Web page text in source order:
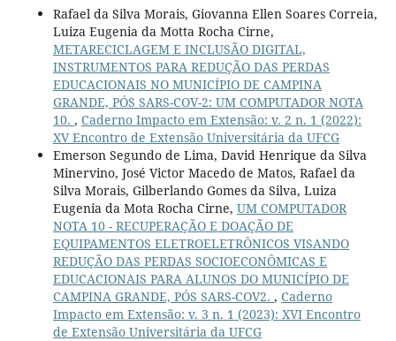
Rafael da Silva Morais, Giovanna Ellen Soares Correia,
Luiza Eugenia da Motta Rocha Cirne,
METARECICLAGEM E INCLUSÃO DIGITAL,
INSTRUMENTOS PARA REDUÇÃO DAS PERDAS
EDUCACIONAIS NO MUNICÍPIO DE CAMPINA
GRANDE, PÓS SARS-COV-2: UM COMPUTADOR NOTA
10. , Caderno Impacto em Extensão: v. 2 n. 1 (2022):
XV Encontro de Extensão Universitária da UFCG
Emerson Segundo de Lima, David Henrique da Silva
Minervino, José Victor Macedo de Matos, Rafael da
Silva Morais, Gilberlando Gomes da Silva, Luiza
Eugenia da Mota Rocha Cirne, UM COMPUTADOR
NOTA 10 - RECUPERAÇÃO E DOAÇÃO DE
EQUIPAMENTOS ELETROELETRÔNICOS VISANDO
REDUÇÃO DAS PERDAS SOCIOECONÔMICAS E
EDUCACIONAIS PARA ALUNOS DO MUNICÍPIO DE
CAMPINA GRANDE, PÓS SARS-COV2. , Caderno
Impacto em Extensão: v. 3 n. 1 (2023): XVI Encontro
de Extensão Universitária da UFCG